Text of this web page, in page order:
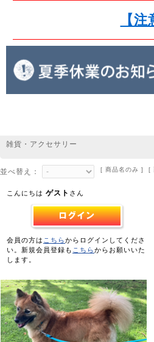
【
雑貨・アクセサリー
並べ替え： [ 商品名のみ ] [
こんにちは ゲスト さん
会員の方は こちらからログインしてくださ
い。新規会員登録も こちらからお願いいた
します。